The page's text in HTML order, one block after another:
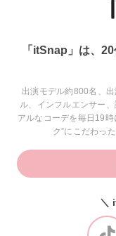
「itSnap」は、
出演モデル約800名、
ル、インフルエンサー
アルなコーデを毎日19
ク”にこだわっ
＼